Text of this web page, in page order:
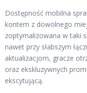
Dostępność mobilna
kontem z dowolnego
zoptymalizowana w taki
nawet przy słabszym
aktualizacjom, gracze
oraz ekskluzywnych
ekscytującą.